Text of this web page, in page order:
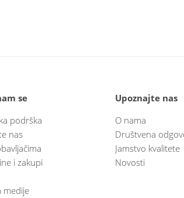
se
podrška
nas
i zakupi
medije
Upoznajte nas
O nama
Društvena
Jamstvo kvalitete
Novosti